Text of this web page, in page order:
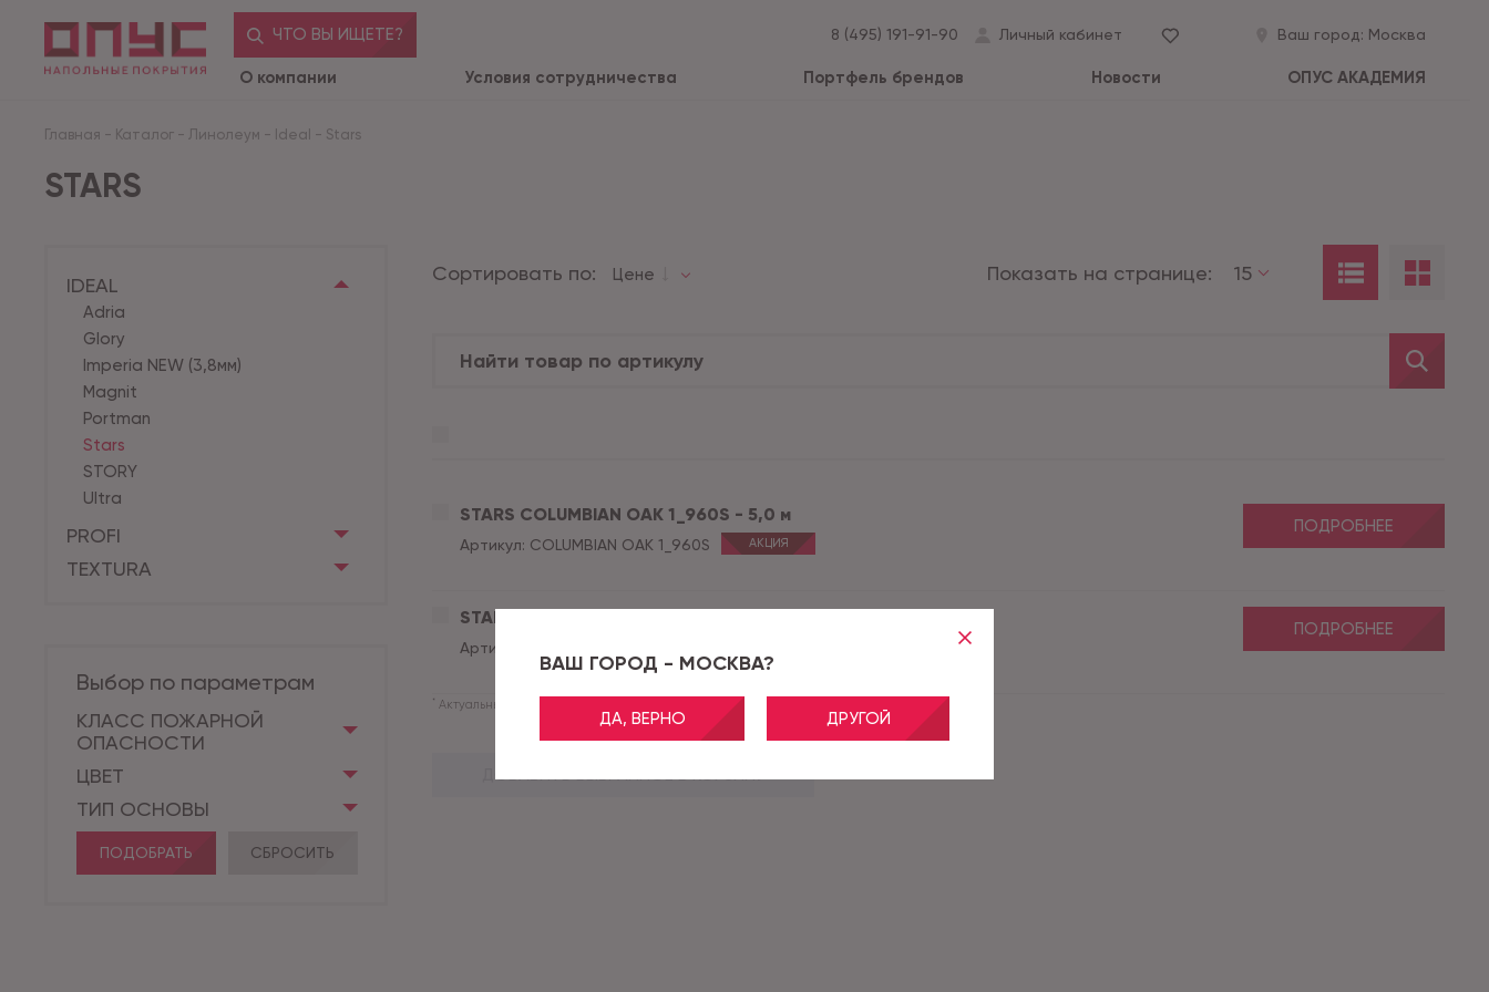
ВАШ ГОРОД - МОСКВА?
ДА, ВЕРНО ДРУГОЙ
ЧТО ВЫ ИЩЕТЕ? 8 (495) 191-91-90 Личный кабинет Ваш город: Москва
О компании Условия сотрудничества Портфель брендов Новости ОПУС АКАДЕМИЯ
Главная - Каталог - Линолеум - Ideal - Stars
STARS
IDEAL
Adria
Glory
Imperia NEW (3,8мм)
Magnit
Portman
Stars
STORY
Ultra
PROFI
TEXTURA
Выбор по параметрам
КЛАСС ПОЖАРНОЙ
ОПАСНОСТИ
ЦВЕТ
ТИП ОСНОВЫ
ПОДОБРАТЬ СБРОСИТЬ
Сортировать по: Цене Показать на странице: 15
STARS COLUMBIAN OAK 1_960S - 5,0 м
Артикул: COLUMBIAN OAK 1_960S АКЦИЯ
ПОДРОБНЕЕ
STARS PURE OAK 2_6182 - 5,0 м
Артикул:
ПОДРОБНЕЕ
* Актуальные акции и скидки применяются после оформления заказа.
ДОБАВИТЬ ВЫБРАННОЕ В КОРЗИНУ